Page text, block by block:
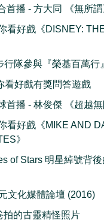
首播 - 方大同 《無所
看好戲《DISNEY:
行隊參與『榮基百萬行
看好戲有獎問答遊戲
首播 - 林俊傑 《超越
看好戲《MIKE AND
》
of Stars 明星綽號背
文化媒體論壇 (2016)
拍的古靈精怪照片